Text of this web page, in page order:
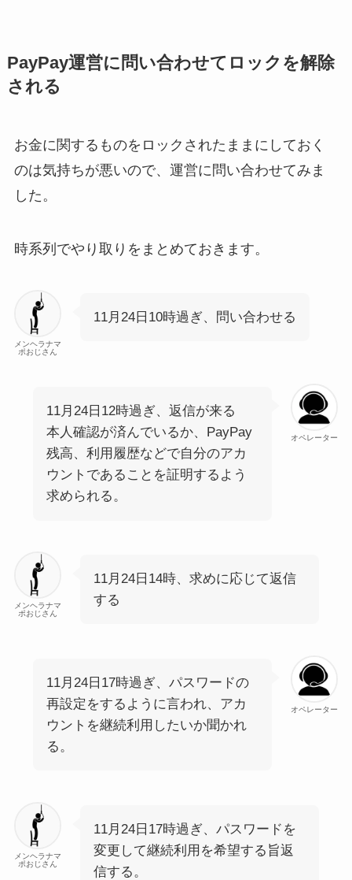
PayPay運営に問い合わせてロックを解除
される
お金に関するものをロックされたままにしておく
のは気持ちが悪いので、運営に問い合わせてみま
した。
時系列でやり取りをまとめておきます。
メンヘラナマ
ポおじさん
11月24日10時過ぎ、問い合わせる
オペレーター
11月24日12時過ぎ、返信が来る
本人確認が済んでいるか、PayPay
残高、利用履歴などで自分のアカ
ウントであることを証明するよう
求められる。
メンヘラナマ
ポおじさん
11月24日14時、求めに応じて返信
する
オペレーター
11月24日17時過ぎ、パスワードの
再設定をするように言われ、アカ
ウントを継続利用したいか聞かれ
る。
メンヘラナマ
ポおじさん
11月24日17時過ぎ、パスワードを
変更して継続利用を希望する旨返
信する。